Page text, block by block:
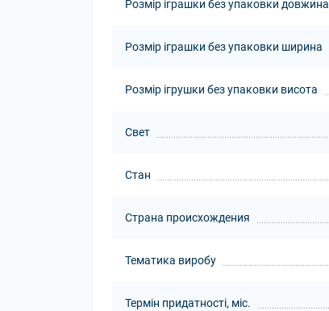
Розмір іграшки без упаковки довжина
Розмір іграшки без упаковки ширина
Розмір ігрушки без упаковки висота
Свет
Стан
Страна происхождения
Тематика виробу
Термін придатності, міс.